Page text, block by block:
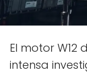
El motor W12
intensa